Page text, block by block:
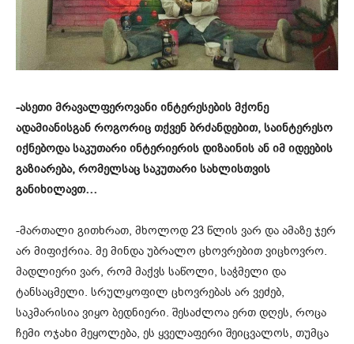
-ასეთი მრავალფეროვანი ინტერესების მქონე
ადამიანისგან როგორიც თქვენ ბრძანდებით, საინტერესო
იქნებოდა საკუთარი ინტერიერის დიზაინის ან იმ იდეების
გაზიარება, რომელსაც საკუთარი სახლისთვის
განიხილავთ…
-მართალი გითხრათ, მხოლოდ 23 წლის ვარ და ამაზე ჯერ
არ მიფიქრია. მე მინდა უბრალო ცხოვრებით ვიცხოვრო.
მადლიერი ვარ, რომ მაქვს საწოლი, საჭმელი და
ტანსაცმელი. სრულყოფილ ცხოვრებას არ ვეძებ,
საკმარისია ვიყო ბედნიერი. შესაძლოა ერთ დღეს, როცა
ჩემი ოჯახი მეყოლება, ეს ყველაფერი შეიცვალოს, თუმცა